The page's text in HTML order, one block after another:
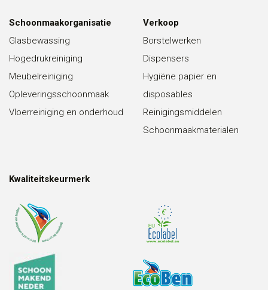
Schoonmaakorganisatie
Glasbewassing
Hogedrukreiniging
Meubelreiniging
Opleveringsschoonmaak
Vloerreiniging en onderhoud
Verkoop
Borstelwerken
Dispensers
Hygiëne papier en
disposables
Reinigingsmiddelen
Schoonmaakmaterialen
Kwaliteitskeurmerk